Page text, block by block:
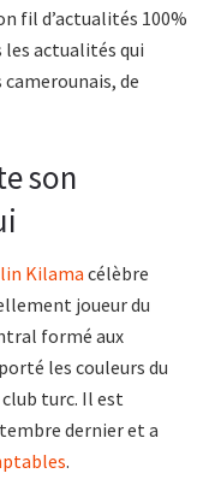
fil d’actualités 100%
actualités qui
de
son
Kilamacélèbre
joueur du
formé aux
les couleurs du
turc. Il est
dernier et a
.